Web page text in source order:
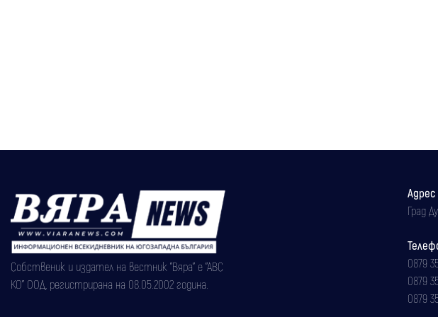
Собственик и издател на вестник "Вяра" е "АВС
КО" ООД, регистрирана на 08.05.2002 година.
Адрес
Град
0879
0879
0879